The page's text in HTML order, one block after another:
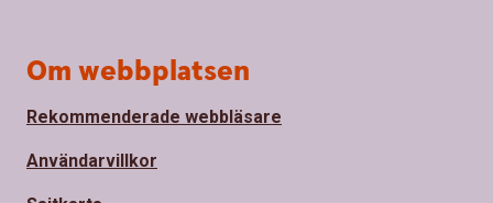
Om webbplatsen
Rekommenderade webbläsare
Användarvillkor